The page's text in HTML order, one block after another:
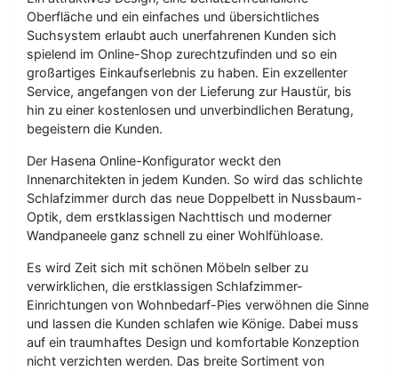
Oberfläche und ein einfaches und übersichtliches
Suchsystem erlaubt auch unerfahrenen Kunden sich
spielend im Online-Shop zurechtzufinden und so ein
großartiges Einkaufserlebnis zu haben. Ein exzellenter
Service, angefangen von der Lieferung zur Haustür, bis
hin zu einer kostenlosen und unverbindlichen Beratung,
begeistern die Kunden.
Der Hasena Online-Konfigurator weckt den
Innenarchitekten in jedem Kunden. So wird das schlichte
Schlafzimmer durch das neue Doppelbett in Nussbaum-
Optik, dem erstklassigen Nachttisch und moderner
Wandpaneele ganz schnell zu einer Wohlfühloase.
Es wird Zeit sich mit schönen Möbeln selber zu
verwirklichen, die erstklassigen Schlafzimmer-
Einrichtungen von Wohnbedarf-Pies verwöhnen die Sinne
und lassen die Kunden schlafen wie Könige. Dabei muss
auf ein traumhaftes Design und komfortable Konzeption
nicht verzichten werden. Das breite Sortiment von